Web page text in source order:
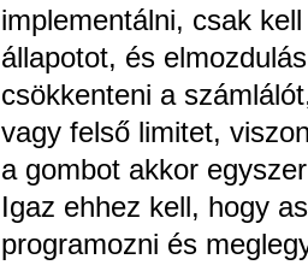
implementálni, csak
állapotot, és
csökkenteni a
vagy felső limitet,
a gombot akkor
Igaz ehhez kell, hogy
programozni és